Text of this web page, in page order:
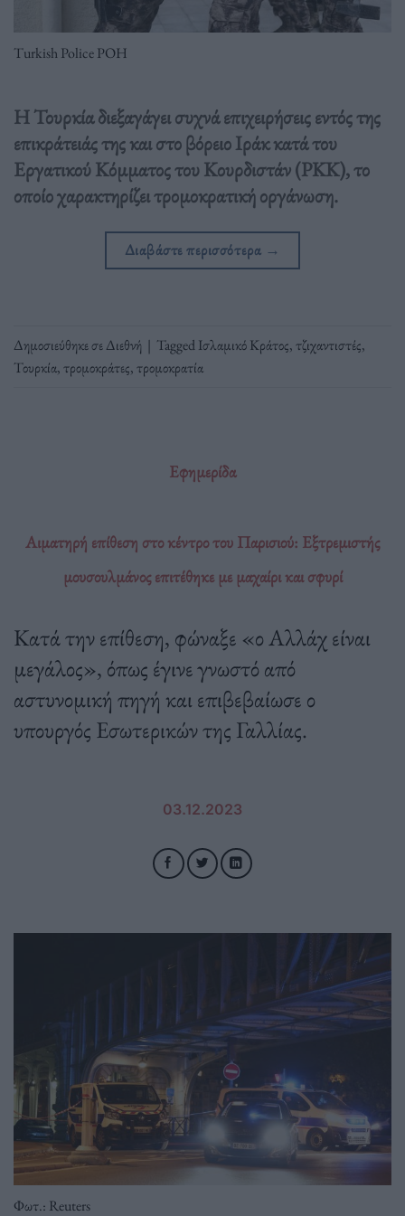
Turkish Police POH
Η Τουρκία διεξαγάγει συχνά επιχειρήσεις εντός της
επικράτειάς της και στο βόρειο Ιράκ κατά του
Εργατικού Κόμματος του Κουρδιστάν (PKK), το
οποίο χαρακτηρίζει τρομοκρατική οργάνωση.
Διαβάστε περισσότερα →
Δημοσιεύθηκε σεΔιεθνή | TaggedΙσλαμικό Κράτος,τζιχαντιστές,
Τουρκία,τρομοκράτες,τρομοκρατία
Εφημερίδα
Αιματηρή επίθεση στο κέντρο του Παρισιού: Εξτρεμιστής
μουσουλμάνος επιτέθηκε με μαχαίρι και σφυρί
Κατά την επίθεση, φώναξε «ο Αλλάχ είναι
μεγάλος», όπως έγινε γνωστό από
αστυνομική πηγή και επιβεβαίωσε ο
υπουργός Εσωτερικών της Γαλλίας.
03.12.2023
Φωτ.: Reuters